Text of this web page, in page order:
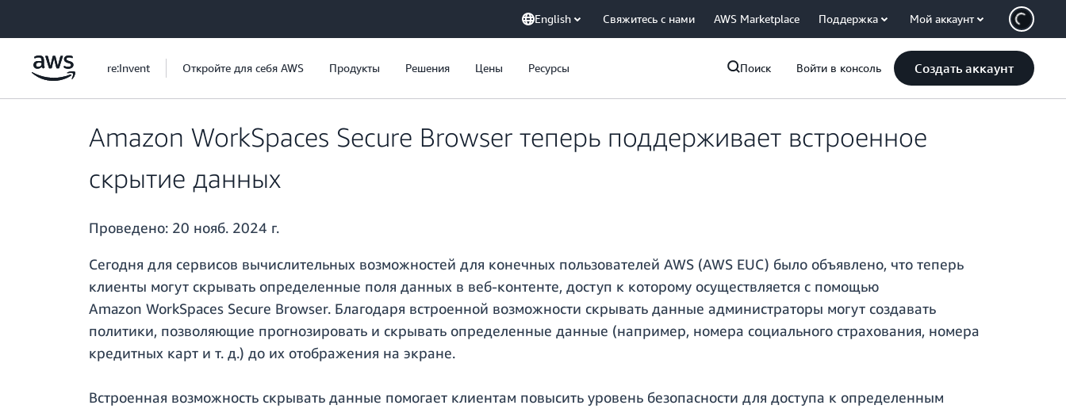
English Свяжитесь с нами AWS Marketplace Поддержка Мой аккаунт
re:Invent Откройте для себя AWS Продукты Решения Цены Ресурсы Поиск Войти в консоль Создать аккаунт
Amazon WorkSpaces Secure Browser теперь поддерживает встроенное
скрытие данных
Проведено: 20 нояб. 2024 г.
Сегодня для сервисов вычислительных возможностей для конечных пользователей AWS (AWS EUC) было объявлено, что теперь
клиенты могут скрывать определенные поля данных в веб-контенте, доступ к которому осуществляется с помощью
Amazon WorkSpaces Secure Browser. Благодаря встроенной возможности скрывать данные администраторы могут создавать
политики, позволяющие прогнозировать и скрывать определенные данные (например, номера социального страхования, номера
кредитных карт и т. д.) до их отображения на экране.
Встроенная возможность скрывать данные помогает клиентам повысить уровень безопасности для доступа к определенным